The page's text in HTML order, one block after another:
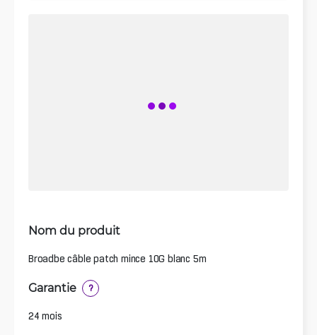
Nom du produit
Broadbe câble patch mince 10G blanc 5m
Garantie ?
24 mois